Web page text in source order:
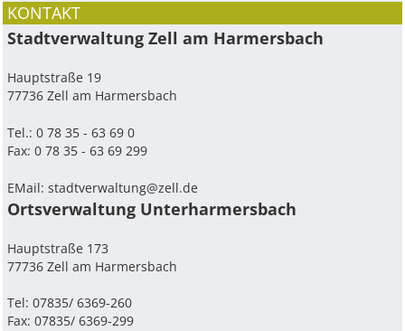
KONTAKT
Stadtverwaltung Zell am Harmersbach
Hauptstraße 19
77736 Zell am Harmersbach
Tel.: 0 78 35 - 63 69 0
Fax: 0 78 35 - 63 69 299
EMail:stadtverwaltung@zell.de
Ortsverwaltung Unterharmersbach
Hauptstraße 173
77736 Zell am Harmersbach
Tel: 07835/ 6369-260
Fax: 07835/ 6369-299